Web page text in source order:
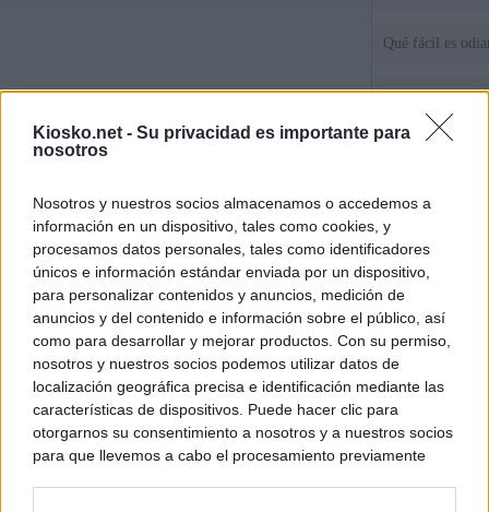
Kiosko.net - Su privacidad es importante para
nosotros
Nosotros y nuestros socios almacenamos o accedemos a
información en un dispositivo, tales como cookies, y
procesamos datos personales, tales como identificadores
únicos e información estándar enviada por un dispositivo,
para personalizar contenidos y anuncios, medición de
anuncios y del contenido e información sobre el público, así
como para desarrollar y mejorar productos. Con su permiso,
nosotros y nuestros socios podemos utilizar datos de
localización geográfica precisa e identificación mediante las
características de dispositivos. Puede hacer clic para
otorgarnos su consentimiento a nosotros y a nuestros socios
para que llevemos a cabo el procesamiento previamente
Qué fácil es
Tatuajes,
que busca a los
Ceuta
del PP: así es la
ático de Ayuso
© Kiosko.net Aviso Legal Privacidad y Cookies